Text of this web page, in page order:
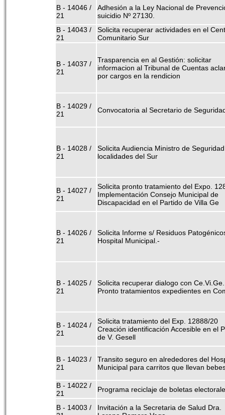
B - 14046 /
21
Adhesión a la Ley Nacional de
suicidio Nº 27130.
B - 14043 /
21
Solicita recuperar actividades en el
Comunitario Sur
B - 14037 /
21
Trasparencia en al Gestión: solicitar
informacion al Tribunal de Cuentas
por cargos en la rendicion
B - 14029 /
21
Convocatoria al Secretario de
B - 14028 /
21
Solicita Audiencia Ministro de Seguridad
localidades del Sur
B - 14027 /
21
Solicita pronto tratamiento del Expo.
Implementación Consejo Municipal de
Discapacidad en el Partido de Villa Ge
B - 14026 /
21
Solicita Informe s/ Residuos
Hospital Municipal.-
B - 14025 /
21
Solicita recuperar dialogo con Ce.Vi.Ge.
Pronto tratamientos expedientes en
B - 14024 /
21
Solicita tratamiento del Exp. 12888/20
Creación identificación Accesible en el
de V. Gesell
B - 14023 /
21
Transito seguro en alrededores del
Municipal para carritos que llevan
B - 14022 /
21
Programa reciclaje de boletas
B - 14003 /
Invitación a la Secretaria de Salud Dra.